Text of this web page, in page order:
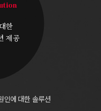
한
제공
인에 대한 솔루션